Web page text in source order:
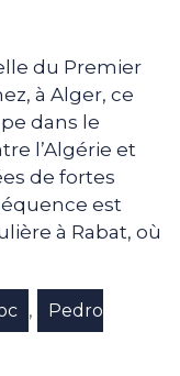
du Premier
à Alger, ce
dans le
l’Algérie et
de fortes
est
à Rabat, où
,
Pedro